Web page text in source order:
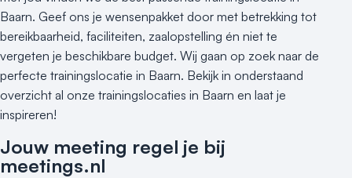
Baarn. Geef ons je wensenpakket door met betrekking tot
bereikbaarheid, faciliteiten, zaalopstelling én niet te
vergeten je beschikbare budget. Wij gaan op zoek naar de
perfecte trainingslocatie in Baarn. Bekijk in onderstaand
overzicht al onze trainingslocaties in Baarn en laat je
inspireren!
Jouw meeting regel je bij
meetings.nl